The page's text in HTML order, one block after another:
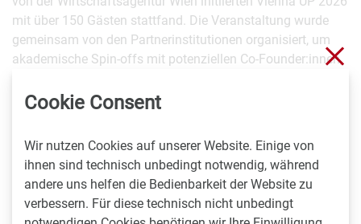
mit über 150 Gästen stattfand. Die Veranstaltung wurde
gemeinsam von den Partnerinstitutionen organisiert, um
akademische Spin-offs mit potenziellen Co-Founder:innen,
zusammenzutragen. Weitere Initiativen sowie konkrete
Rückfragehinweis
Cookie Consent
Wir nutzen Cookies auf unserer Website. Einige von
ihnen sind technisch unbedingt notwendig, während
andere uns helfen die Bedienbarkeit der Website zu
verbessern. Für diese technisch nicht unbedingt